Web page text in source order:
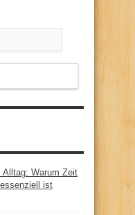
Alltag: Warum Zeit
ist